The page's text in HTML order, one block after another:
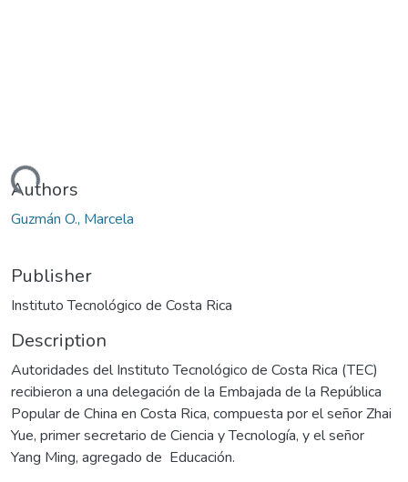
Authors
Guzmán O., Marcela
Publisher
Instituto Tecnológico de Costa Rica
Description
Autoridades del Instituto Tecnológico de Costa Rica (TEC)
recibieron a una delegación de la Embajada de la República
Popular de China en Costa Rica, compuesta por el señor Zhai
Yue, primer secretario de Ciencia y Tecnología, y el señor
Yang Ming, agregado de Educación.